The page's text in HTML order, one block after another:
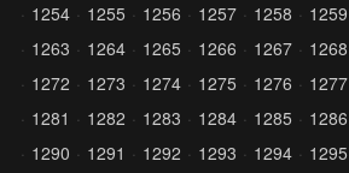
1254
1255 1256 1257 1258 1259
1263
1264 1265 1266 1267 1268
1272
1273 1274 1275 1276 1277
1281
1282 1283 1284 1285 1286
1290
1291 1292 1293 1294 1295